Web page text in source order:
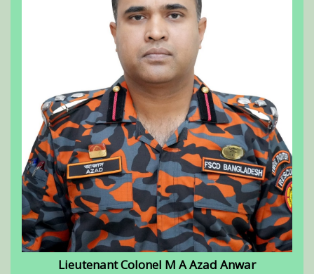
Lieutenant Colonel M A Azad Anwar